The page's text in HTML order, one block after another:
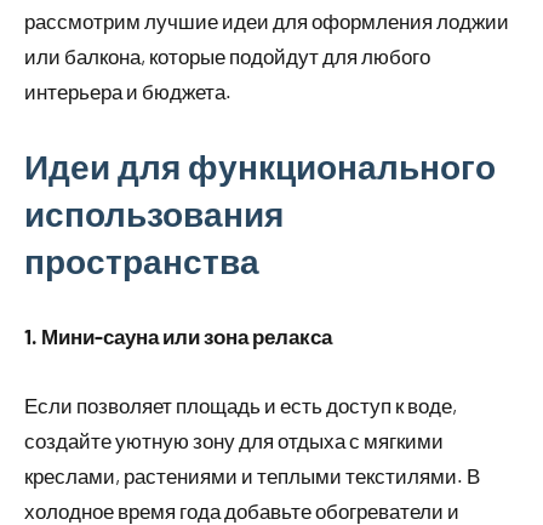
рассмотрим лучшие идеи для оформления лоджии
или балкона, которые подойдут для любого
интерьера и бюджета.
Идеи для функционального
использования
пространства
1. Мини-сауна или зона релакса
Если позволяет площадь и есть доступ к воде,
создайте уютную зону для отдыха с мягкими
креслами, растениями и теплыми текстилями. В
холодное время года добавьте обогреватели и